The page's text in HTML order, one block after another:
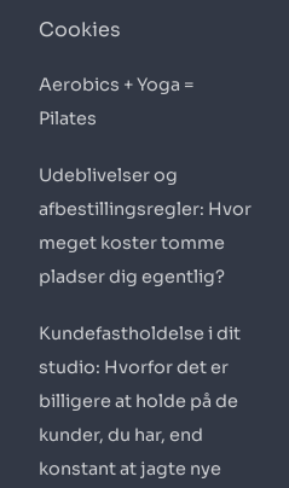
Cookies
Aerobics + Yoga =
Pilates
Udeblivelser og
afbestillingsregler: Hvor
meget koster tomme
pladser dig egentlig?
Kundefastholdelse i dit
studio: Hvorfor det er
billigere at holde på de
kunder, du har, end
konstant at jagte nye